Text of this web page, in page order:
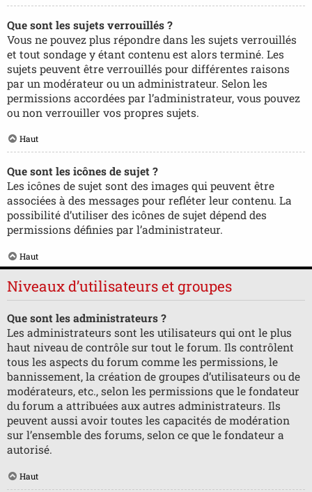
Que sont les sujets verrouillés ?
Vous ne pouvez plus répondre dans les sujets verrouillés
et tout sondage y étant contenu est alors terminé. Les
sujets peuvent être verrouillés pour différentes raisons
par un modérateur ou un administrateur. Selon les
permissions accordées par l’administrateur, vous pouvez
ou non verrouiller vos propres sujets.
Haut
Que sont les icônes de sujet ?
Les icônes de sujet sont des images qui peuvent être
associées à des messages pour refléter leur contenu. La
possibilité d’utiliser des icônes de sujet dépend des
permissions définies par l’administrateur.
Haut
Niveaux d’utilisateurs et groupes
Que sont les administrateurs ?
Les administrateurs sont les utilisateurs qui ont le plus
haut niveau de contrôle sur tout le forum. Ils contrôlent
tous les aspects du forum comme les permissions, le
bannissement, la création de groupes d’utilisateurs ou de
modérateurs, etc., selon les permissions que le fondateur
du forum a attribuées aux autres administrateurs. Ils
peuvent aussi avoir toutes les capacités de modération
sur l’ensemble des forums, selon ce que le fondateur a
autorisé.
Haut